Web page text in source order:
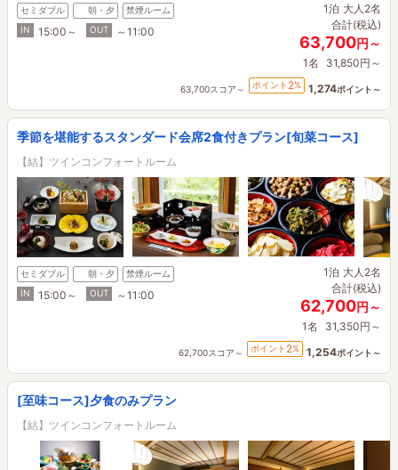
セミダブル 朝・夕
禁煙ルーム
IN
15:00～ OUT ～11:00
1泊 大人2名
合計(税込)
63,700円～
1名 31,850円～
63,700スコア～ ポイント 2% 1,274ポイント～
季節を堪能するスタンダード会席2食付きプラン[旬菜コース]
【結】ツインコンフォートルーム
セミダブル 朝・夕
禁煙ルーム
IN
15:00～ OUT ～11:00
1泊 大人2名
合計(税込)
62,700円～
1名 31,350円～
62,700スコア～ ポイント 2% 1,254ポイント～
[至味コース]夕食のみプラン
【結】ツインコンフォートルーム